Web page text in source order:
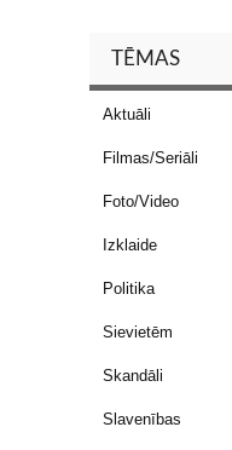
TĒMAS
Aktuāli
Filmas/Seriāli
Foto/Video
Izklaide
Politika
Sievietēm
Skandāli
Slavenības